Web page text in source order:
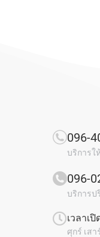
096-
บริการ
096-
บริการ
เวลาเ
ศุกร์ เส